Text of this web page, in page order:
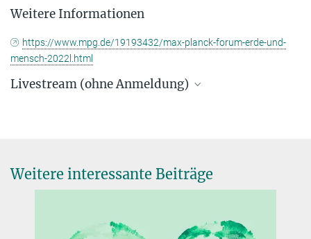
Weitere Informationen
https://www.mpg.de/19193432/max-planck-forum-erde-und-
mensch-2022l.html
Livestream (ohne Anmeldung)
Weitere interessante Beiträge